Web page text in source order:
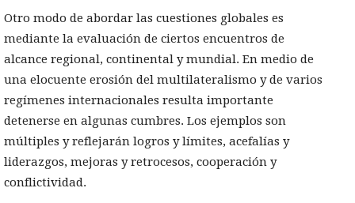
Otro modo de abordar las cuestiones globales es
mediante la evaluación de ciertos encuentros de
alcance regional, continental y mundial. En medio de
una elocuente erosión del multilateralismo y de varios
regímenes internacionales resulta importante
detenerse en algunas cumbres. Los ejemplos son
múltiples y reflejarán logros y límites, acefalías y
liderazgos, mejoras y retrocesos, cooperación y
conflictividad.